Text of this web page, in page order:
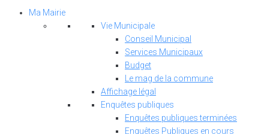
Ma Mairie
Vie Municipale
Conseil Municipal
Services Municipaux
Budget
Le mag de la commune
Affichage légal
Enquêtes publiques
Enquêtes publiques terminées
Enquêtes Publiques en cours